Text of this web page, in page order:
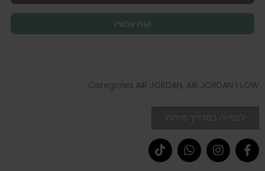
קנה עכשיו
Categories AIR JORDAN, AIR JORDAN 1 LOW